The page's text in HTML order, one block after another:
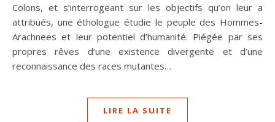
Colons, et s’interrogeant sur les objectifs qu’on leur a
attribués, une éthologue étudie le peuple des Hommes-
Arachnees et leur potentiel d’humanité. Piégée par ses
propres rêves d’une existence divergente et d’une
reconnaissance des races mutantes…
LIRE LA SUITE